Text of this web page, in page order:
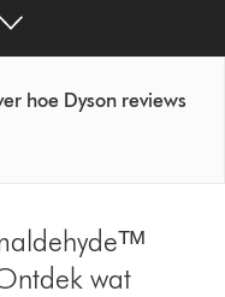
hoe Dyson reviews
wat